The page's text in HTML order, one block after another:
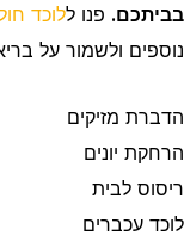
בביתכם. פנו ללוכד
נוספים ולשמור על
הדברת מזיקים
הרחקת יונים
ריסוס לבית
לוכד עכברים